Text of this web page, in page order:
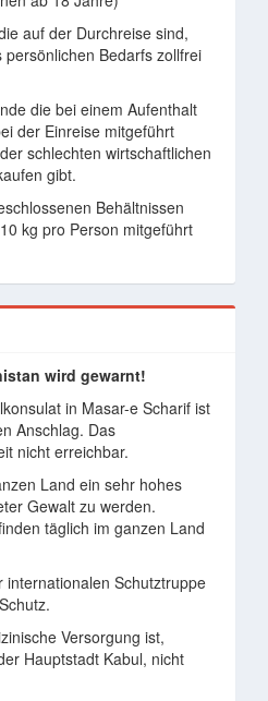
auf der Durchreise sind,
Bedarfs zollfrei
die bei einem Aufenthalt
der Einreise mitgeführt
schlechten wirtschaftlichen
gibt.
Behältnissen
kg pro Person mitgeführt
wird gewarnt!
in Masar-e Scharif ist
Anschlag. Das
nicht erreichbar.
Land ein sehr hohes
Gewalt zu werden.
täglich im ganzen Land
internationalen Schutztruppe
Versorgung ist,
Hauptstadt Kabul, nicht